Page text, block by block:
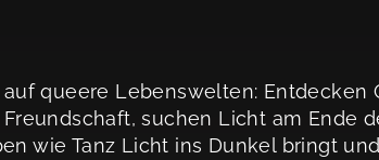
queere Lebenswelten: Entdecken
suchen Licht am Ende
wie Tanz Licht ins Dunkel bringt